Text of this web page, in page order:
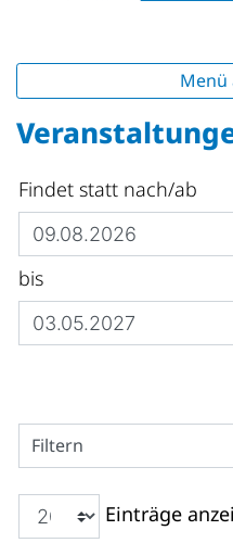
Menü
Findet statt nach/ab
bis
Filtern
Einträge